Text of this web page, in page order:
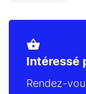
shopping_basket
Intéressé
Rendez-